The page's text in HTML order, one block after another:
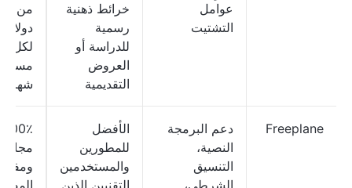
عوامل
التشتيت
خرائط ذهنية
رسمية
للدراسة أو
العروض
التقديمية
لكل
شهر
Freeplane
دعم البرمجة
النصية،
التنسيق
الشرطي،
الأفضل
للمطورين
والمستخدمين
التقنيين الذين
100٪
مجاني